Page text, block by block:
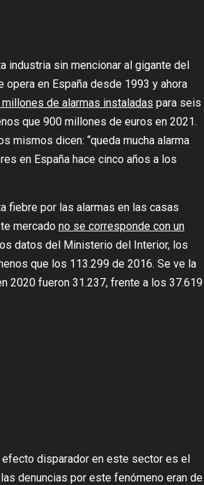
industria sin mencionar al gigante del
en España desde 1993 y ahora
de alarmas instaladas para seis
que 900 millones de euros en 2021.
mismos dicen: “queda mucha alarma
en España hace cinco años a los
fiebre por las alarmas en las casas
mercado no se corresponde con un
datos del Ministerio del Interior, los
que los 113.299 de 2016. Se ve la
2020 fueron 31.237, frente a los 37.619
disparador en este sector es el
denuncias por este fenómeno eran de